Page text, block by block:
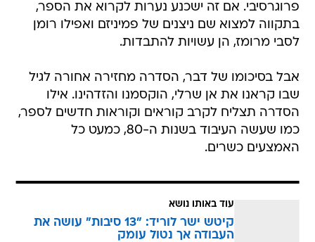
פרוגרסיבי. אם זה ישכנע נערות לקרוא את הספר,
בתקווה למצוא שם ניצנים של פמיניזם ואפילו רומן
לסבי מרומז, הן עשויות להתבדות.
אבל בסיכומו של דבר, הסדרה מחזירה אחורה לגיל
שבו קראנו את אן שרלי, הוקסמנו והזדהינו. אילו
הסדרה תצליח לקרב קוראים וקוראות חדשים לספר,
כמו שעשה העיבוד בשנות ה-80, כמעט כל
האמצעים כשרים.
עוד באותו נושא
קיטש ישר לוריד: "13 סיבות" עושה את
העבודה אך נטול עומק